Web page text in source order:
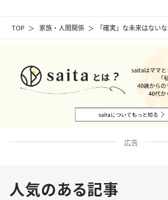
TOP 家族・人間関係 「確実」な未来はない
広告
人気のある記事